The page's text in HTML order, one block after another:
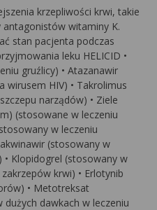
krzepliwości krwi, takie
witaminy K.
stan pacjenta podczas
leku HELICID •
gruźlicy) • Atazanawir
wirusem HIV) • Takrolimus
narządów) • Ziele
(stosowane w leczeniu
w leczeniu
(stosowany w
• Klopidogrel (stosowany w
krwi) • Erlotynib
• Metotreksat
dawkach w leczeniu